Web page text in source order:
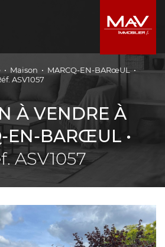
Maison
MARCQ-EN-BARœUL
ASV1057
À VENDRE À
EN-BARŒUL •
ASV1057